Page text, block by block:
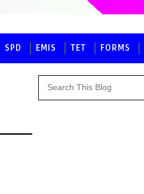
SPD EMIS TET FORMS